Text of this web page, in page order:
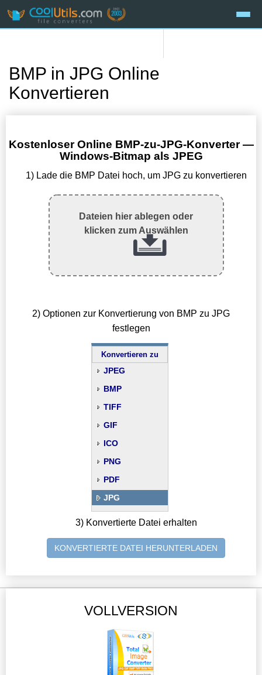
BMP in JPG Online
Konvertieren
Kostenloser Online BMP-zu-JPG-Konverter —
Windows-Bitmap als JPEG
1) Lade die BMP Datei hoch, um JPG zu konvertieren
Dateien hier ablegen oder
klicken zum Auswählen
2) Optionen zur Konvertierung von BMP zu JPG
festlegen
Konvertieren zu
JPEG
BMP
TIFF
GIF
ICO
PNG
PDF
JPG
3) Konvertierte Datei erhalten
KONVERTIERTE DATEI HERUNTERLADEN
VOLLVERSION